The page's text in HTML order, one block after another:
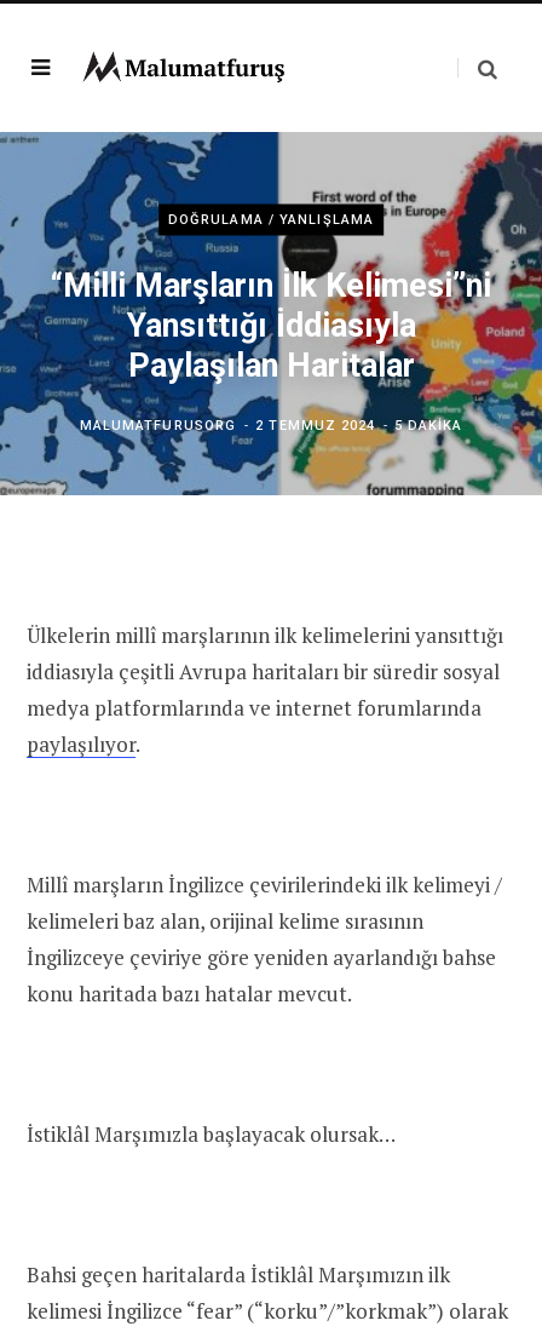
DOĞRULAMA / YANLIŞLAMA
“Milli Marşların İlk Kelimesi”ni
Yansıttığı İddiasıyla
Paylaşılan Haritalar
MALUMATFURUSORG 2 TEMMUZ 2024 5 DAKIKA
Ülkelerin millî marşlarının ilk kelimelerini yansıttığı
iddiasıyla çeşitli Avrupa haritaları bir süredir sosyal
medya platformlarında ve internet forumlarında
paylaşılıyor.
Millî marşların İngilizce çevirilerindeki ilk kelimeyi /
kelimeleri baz alan, orijinal kelime sırasının
İngilizceye çeviriye göre yeniden ayarlandığı bahse
konu haritada bazı hatalar mevcut.
İstiklâl Marşımızla başlayacak olursak…
Bahsi geçen haritalarda İstiklâl Marşımızın ilk
kelimesi İngilizce “fear” (“korku”/”korkmak”) olarak